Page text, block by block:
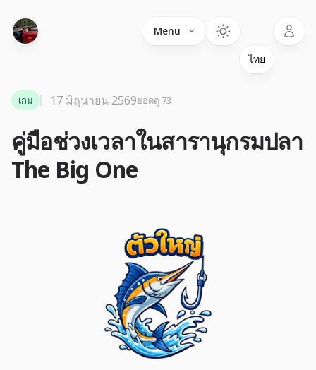
Menu Language
คู่มือช่วงเวลาในสารานุกรมปลา
The Big One
เกม 17 มิถุนายน 2569ยอดดู 73